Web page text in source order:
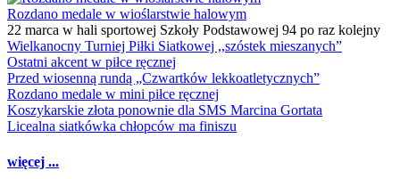
Rozdano medale w wioślarstwie halowym
22 marca w hali sportowej Szkoły Podstawowej 94 po raz kolejny
Wielkanocny Turniej Piłki Siatkowej ,,szóstek mieszanych”
Ostatni akcent w piłce ręcznej
Przed wiosenną rundą „Czwartków lekkoatletycznych”
Rozdano medale w mini piłce ręcznej
Koszykarskie złota ponownie dla SMS Marcina Gortata
Licealna siatkówka chłopców ma finiszu
więcej ...